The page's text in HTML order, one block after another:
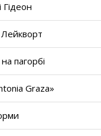
Гідеон
пагорбі
Graza»